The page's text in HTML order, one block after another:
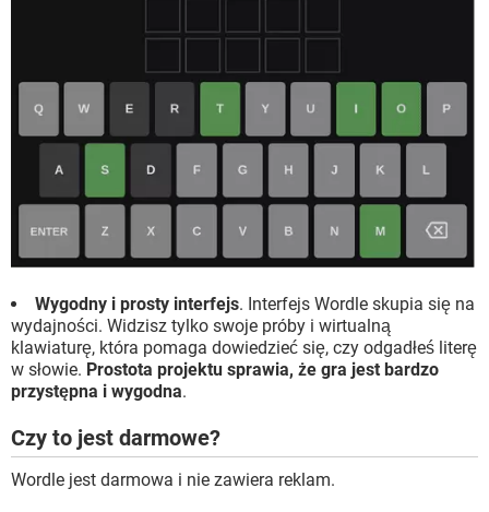
Wygodny i prosty interfejs. Interfejs Wordle skupia się na
wydajności. Widzisz tylko swoje próby i wirtualną
klawiaturę, która pomaga dowiedzieć się, czy odgadłeś literę
w słowie. Prostota projektu sprawia, że ​​gra jest bardzo
przystępna i wygodna.
Czy to jest darmowe?
Wordle jest darmowa i nie zawiera reklam.